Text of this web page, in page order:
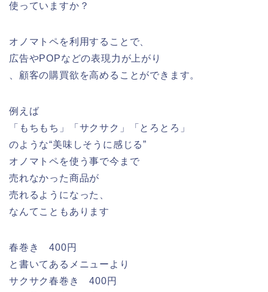
使っていますか？
オノマトペを利用することで、
広告やPOPなどの表現力が上がり
、顧客の購買欲を高めることができます。
例えば
「もちもち」「サクサク」「とろとろ」
のような“美味しそうに感じる”
オノマトペを使う事で今まで
売れなかった商品が
売れるようになった、
なんてこともあります
春巻き 400円
と書いてあるメニューより
サクサク春巻き 400円